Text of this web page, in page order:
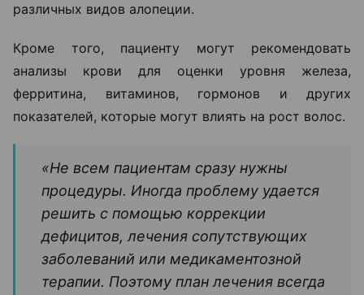
различных видов алопеции.
Кроме того, пациенту могут рекомендовать
анализы крови для оценки уровня железа,
ферритина, витаминов, гормонов и других
показателей, которые могут влиять на рост волос.
«Не всем пациентам сразу нужны
процедуры. Иногда проблему удается
решить с помощью коррекции
дефицитов, лечения сопутствующих
заболеваний или медикаментозной
терапии. Поэтому план лечения всегда